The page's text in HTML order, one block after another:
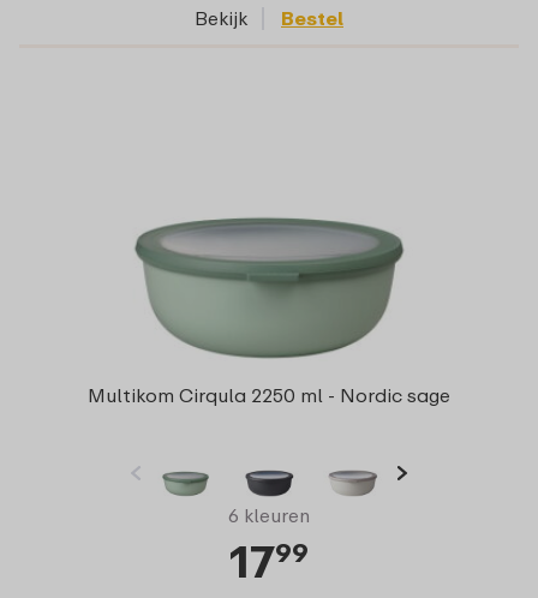
Bekijk Bestel
Multikom Cirqula 2250 ml - Nordic sage
6 kleuren
1799